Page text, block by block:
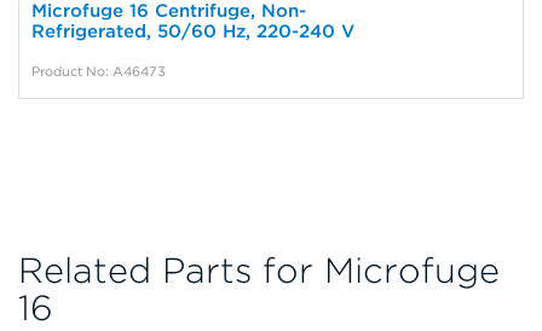
Microfuge 16 Centrifuge, Non-
Refrigerated, 50/60 Hz, 220-240 V
Product No: A46473
Related Parts for Microfuge
16